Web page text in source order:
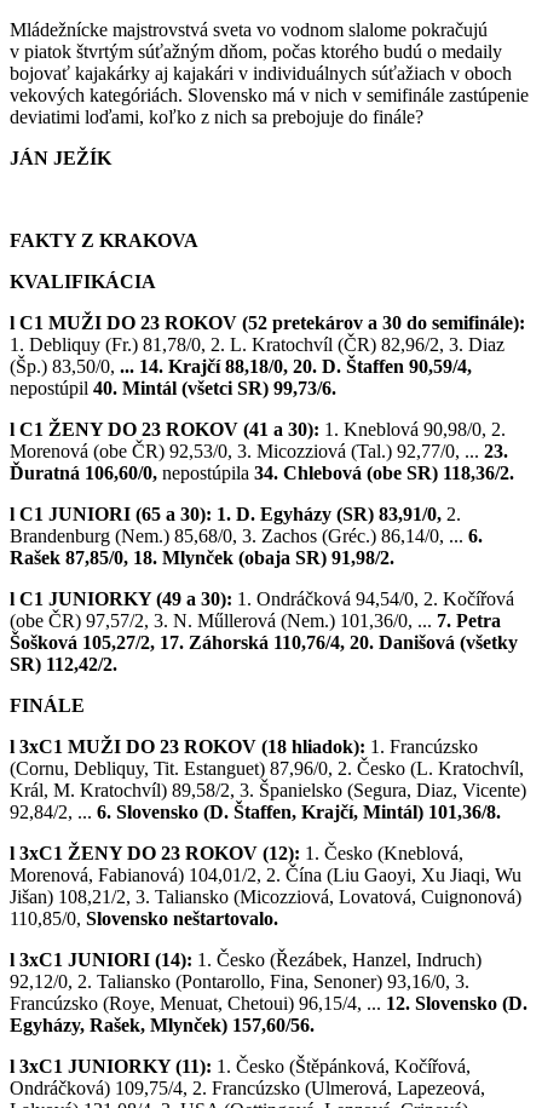
Mládežnícke majstrovstvá sveta vo vodnom slalome pokračujú
v piatok štvrtým súťažným dňom, počas ktorého budú o medaily
bojovať kajakárky aj kajakári v individuálnych súťažiach v oboch
vekových kategóriách. Slovensko má v nich v semifinále zastúpenie
deviatimi loďami, koľko z nich sa prebojuje do finále?
JÁN JEŽÍK
FAKTY Z KRAKOVA
KVALIFIKÁCIA
l C1 MUŽI DO 23 ROKOV (52 pretekárov a 30 do semifinále):
1. Debliquy (Fr.) 81,78/0, 2. L. Kratochvíl (ČR) 82,96/2, 3. Diaz
(Šp.) 83,50/0, ... 14. Krajčí 88,18/0, 20. D. Štaffen 90,59/4,
nepostúpil 40. Mintál (všetci SR) 99,73/6.
l C1 ŽENY DO 23 ROKOV (41 a 30): 1. Kneblová 90,98/0, 2.
Morenová (obe ČR) 92,53/0, 3. Micozziová (Tal.) 92,77/0, ... 23.
Ďuratná 106,60/0, nepostúpila 34. Chlebová (obe SR) 118,36/2.
l C1 JUNIORI (65 a 30): 1. D. Egyházy (SR) 83,91/0, 2.
Brandenburg (Nem.) 85,68/0, 3. Zachos (Gréc.) 86,14/0, ... 6.
Rašek 87,85/0, 18. Mlynček (obaja SR) 91,98/2.
l C1 JUNIORKY (49 a 30): 1. Ondráčková 94,54/0, 2. Kočířová
(obe ČR) 97,57/2, 3. N. Műllerová (Nem.) 101,36/0, ... 7. Petra
Šošková 105,27/2, 17. Záhorská 110,76/4, 20. Danišová (všetky
SR) 112,42/2.
FINÁLE
l 3xC1 MUŽI DO 23 ROKOV (18 hliadok): 1. Francúzsko
(Cornu, Debliquy, Tit. Estanguet) 87,96/0, 2. Česko (L. Kratochvíl,
Král, M. Kratochvíl) 89,58/2, 3. Španielsko (Segura, Diaz, Vicente)
92,84/2, ... 6. Slovensko (D. Štaffen, Krajčí, Mintál) 101,36/8.
l 3xC1 ŽENY DO 23 ROKOV (12): 1. Česko (Kneblová,
Morenová, Fabianová) 104,01/2, 2. Čína (Liu Gaoyi, Xu Jiaqi, Wu
Jišan) 108,21/2, 3. Taliansko (Micozziová, Lovatová, Cuignonová)
110,85/0, Slovensko neštartovalo.
l 3xC1 JUNIORI (14): 1. Česko (Řezábek, Hanzel, Indruch)
92,12/0, 2. Taliansko (Pontarollo, Fina, Senoner) 93,16/0, 3.
Francúzsko (Roye, Menuat, Chetoui) 96,15/4, ... 12. Slovensko (D.
Egyházy, Rašek, Mlynček) 157,60/56.
l 3xC1 JUNIORKY (11): 1. Česko (Štěpánková, Kočířová,
Ondráčková) 109,75/4, 2. Francúzsko (Ulmerová, Lapezeová,